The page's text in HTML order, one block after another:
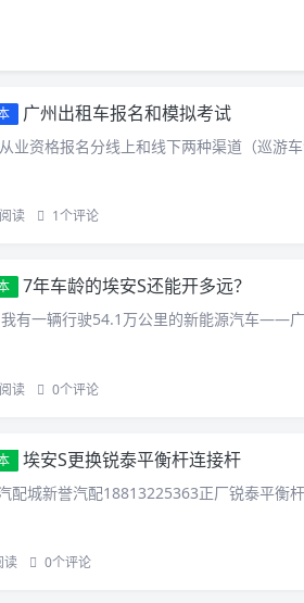
广州出租车报名和模拟考试
业资格报名分线上和线下两种渠道（巡游
读 1个评论
7年车龄的埃安S还能开多远？
有一辆行驶54.1万公里的新能源汽车——
读 0个评论
埃安S更换锐泰平衡杆连接杆
配城新誉汽配18813225363正厂锐泰平衡
读 0个评论